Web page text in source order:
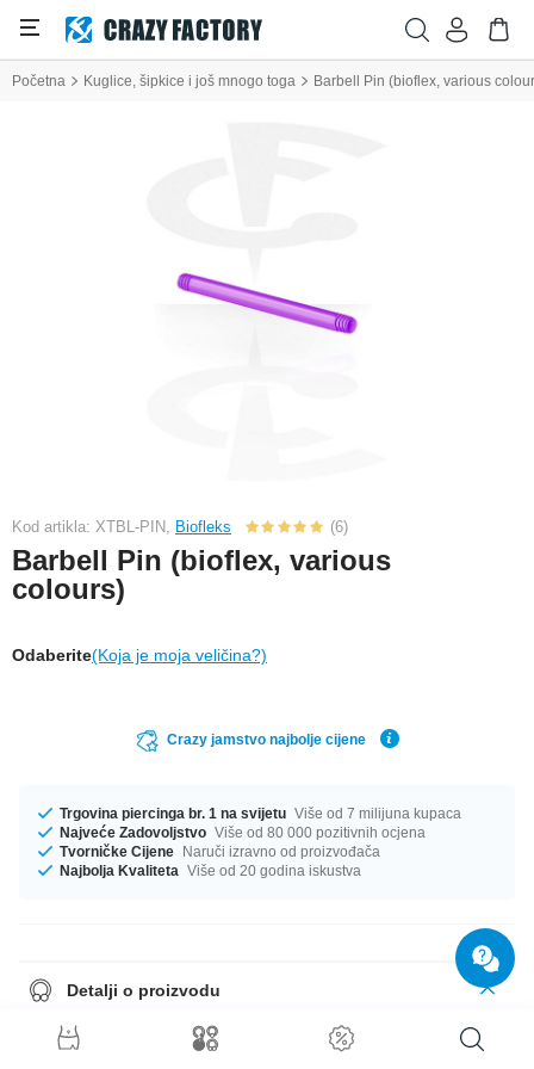
Početna Kuglice, šipkice i još mnogo toga Barbell Pin (bioflex, various
Kod artikla: XTBL-PIN, Biofleks (6)
Barbell Pin (bioflex, various
colours)
Odaberite(Koja je moja veličina?)
Crazy jamstvo najbolje cijene
Trgovina piercinga br. 1 na svijetu Više od 7 milijuna kupaca
Najveće Zadovoljstvo Više od 80 000 pozitivnih ocjena
Tvorničke Cijene Naruči izravno od proizvođača
Najbolja Kvaliteta Više od 20 godina iskustva
Detalji o proizvodu
Veličina iznosi 1.6 mm. Dostupno u dužini od 16 mm. Dostupan je velik
izbor boja, od Crna do Bijela. Ima ih za svačiji ukus! Naruči odmah, nemoj